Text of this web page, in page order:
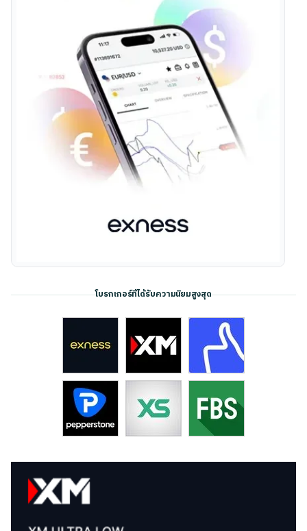
โบรกเกอร์ที่ได้รับความนิยมสูงสุด